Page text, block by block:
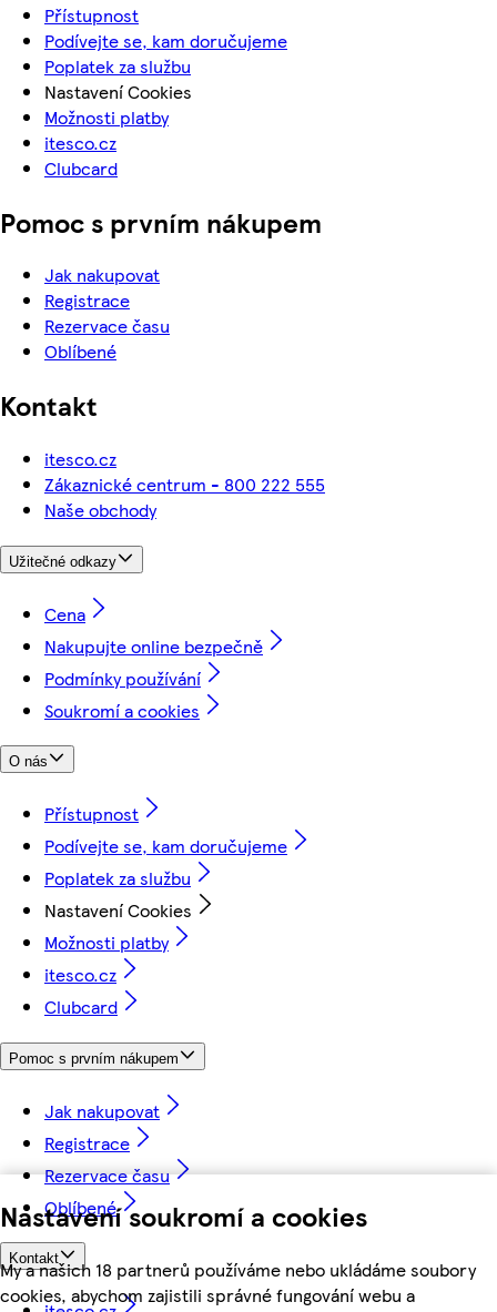
Nastavení soukromí a cookies
My a našich 18 partnerů používáme nebo ukládáme soubory
cookies, abychom zajistili správné fungování webu a
Přístupnost
Podívejte se, kam doručujeme
Poplatek za službu
Nastavení Cookies
Možnosti platby
itesco.cz
Clubcard
Pomoc s prvním nákupem
Jak nakupovat
Registrace
Rezervace času
Oblíbené
Kontakt
itesco.cz
Zákaznické centrum - 800 222 555
Naše obchody
Užitečné odkazy
Cena
Nakupujte online bezpečně
Podmínky používání
Soukromí a cookies
O nás
Přístupnost
Podívejte se, kam doručujeme
Poplatek za službu
Nastavení Cookies
Možnosti platby
itesco.cz
Clubcard
Pomoc s prvním nákupem
Jak nakupovat
Registrace
Rezervace času
Oblíbené
Kontakt